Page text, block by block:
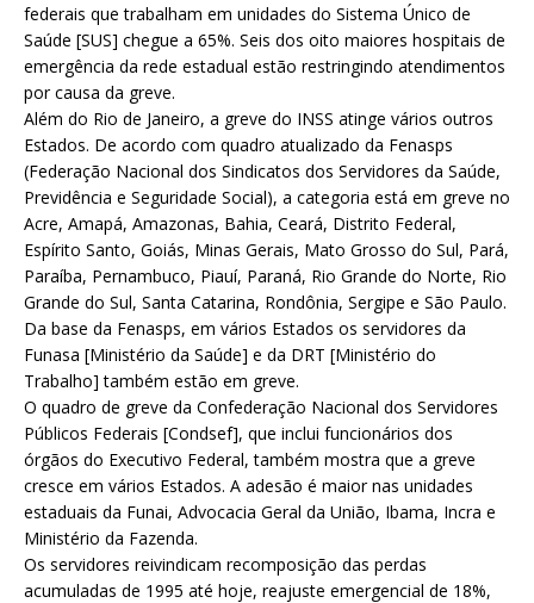
federais que trabalham em unidades do Sistema Único de
Saúde [SUS] chegue a 65%. Seis dos oito maiores hospitais de
emergência da rede estadual estão restringindo atendimentos
por causa da greve.
Além do Rio de Janeiro, a greve do INSS atinge vários outros
Estados. De acordo com quadro atualizado da Fenasps
(Federação Nacional dos Sindicatos dos Servidores da Saúde,
Previdência e Seguridade Social), a categoria está em greve no
Acre, Amapá, Amazonas, Bahia, Ceará, Distrito Federal,
Espírito Santo, Goiás, Minas Gerais, Mato Grosso do Sul, Pará,
Paraíba, Pernambuco, Piauí, Paraná, Rio Grande do Norte, Rio
Grande do Sul, Santa Catarina, Rondônia, Sergipe e São Paulo.
Da base da Fenasps, em vários Estados os servidores da
Funasa [Ministério da Saúde] e da DRT [Ministério do
Trabalho] também estão em greve.
O quadro de greve da Confederação Nacional dos Servidores
Públicos Federais [Condsef], que inclui funcionários dos
órgãos do Executivo Federal, também mostra que a greve
cresce em vários Estados. A adesão é maior nas unidades
estaduais da Funai, Advocacia Geral da União, Ibama, Incra e
Ministério da Fazenda.
Os servidores reivindicam recomposição das perdas
acumuladas de 1995 até hoje, reajuste emergencial de 18%,